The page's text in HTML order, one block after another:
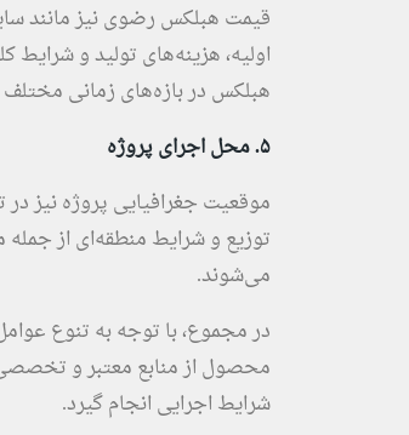
قیمت هبلکس رضوی نیز مانند
اولیه، هزینه‌های تولید و
هبلکس در بازه‌های زمانی
۵. محل اجرای پروژه
موقعیت جغرافیایی پروژه نیز
توزیع و شرایط منطقه‌ای از
می‌شوند.
در مجموع، با توجه به تنوع
محصول از منابع معتبر و تخصصی
شرایط اجرایی انجام گیرد.